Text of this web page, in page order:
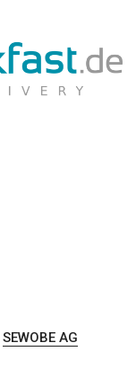
SEWOBE AG